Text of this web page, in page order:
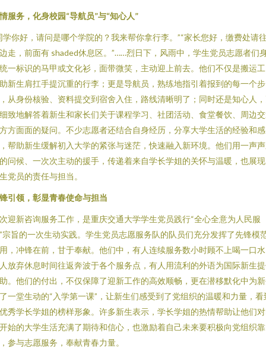
服务，化身校园“导航员”与“知心人”
学你好，请问是哪个学院的？我来帮你拿行李。”“家长您好，缴费处请
走，前面有 shaded休息区。”……烈日下，风雨中，学生党员志愿者们
一标识的马甲或文化衫，面带微笑，主动迎上前去。他们不仅是搬运
新生肩扛手提沉重的行李；更是导航员，熟练地指引着报到的每一个步
从身份核验、资料提交到宿舍入住，路线清晰明了；同时还是知心人
致地解答着新生和家长们关于课程学习、社团活动、食堂餐饮、周边
方面面的疑问。不少志愿者还结合自身经历，分享大学生活的经验和感
帮助新生缓解初入大学的紧张与迷茫，快速融入新环境。他们用一声
问候、一次次主动的援手，传递着来自学长学姐的关怀与温暖，也展
党员的责任与担当。
引领，彰显青春使命与担当
迎新咨询服务工作，是重庆交通大学学生党员践行“全心全意为人民服
宗旨的一次生动实践。学生党员志愿服务队的队员们充分发挥了先锋模
，冲锋在前，甘于奉献。他们中，有人连续服务数小时顾不上喝一口
放弃休息时间往返奔波于各个服务点，有人用流利的外语为国际新生
。他们的付出，不仅保障了迎新工作的高效顺畅，更在潜移默化中为
一堂生动的“入学第一课”，让新生们感受到了党组织的温暖和力量，看
秀学长学姐的榜样形象。许多新生表示，学长学姐的热情帮助让他们
始的大学生活充满了期待和信心，也激励着自己未来要积极向党组织靠
参与志愿服务，奉献青春力量。